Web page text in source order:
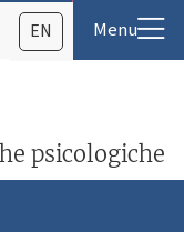
EN
psicologiche